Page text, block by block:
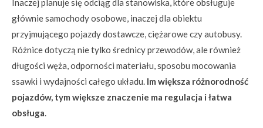
głównie samochody osobowe, inaczej dla obiektu
przyjmującego pojazdy dostawcze, ciężarowe czy autobusy.
Różnice dotyczą nie tylko średnicy przewodów, ale również
długości węża, odporności materiału, sposobu mocowania
ssawki i wydajności całego układu. Im większa różnorodność
pojazdów, tym większe znaczenie ma regulacja i łatwa
obsługa